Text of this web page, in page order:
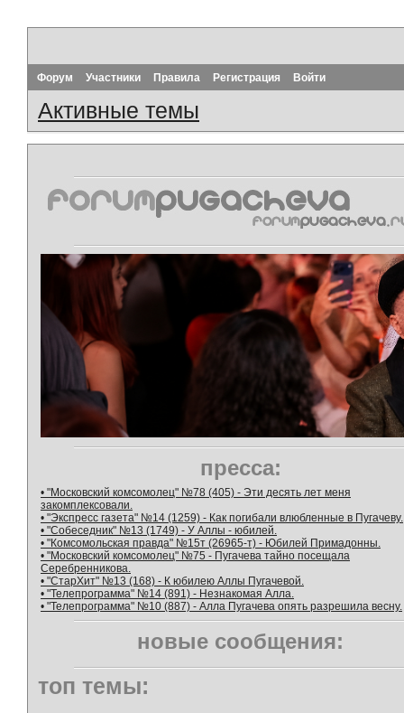
Форум Участники Правила Регистрация Войти
Активные темы
пресса:
• "Московский комсомолец" №78 (405) - Эти десять лет меня
закомплексовали.
• "Экспресс газета" №14 (1259) - Как погибали влюбленные в Пугачеву.
• "Собеседник" №13 (1749) - У Аллы - юбилей.
• "Комсомольская правда" №15т (26965-т) - Юбилей Примадонны.
• "Московский комсомолец" №75 - Пугачева тайно посещала
Серебренникова.
• "СтарХит" №13 (168) - К юбилею Аллы Пугачевой.
• "Телепрограмма" №14 (891) - Незнакомая Алла.
• "Телепрограмма" №10 (887) - Алла Пугачева опять разрешила весну.
новые сообщения:
топ темы: